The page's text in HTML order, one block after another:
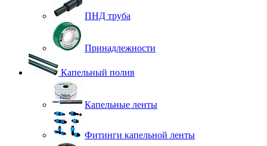
ПНД труба
Принадлежности
Капельный полив
Капельные ленты
Фитинги капельной ленты